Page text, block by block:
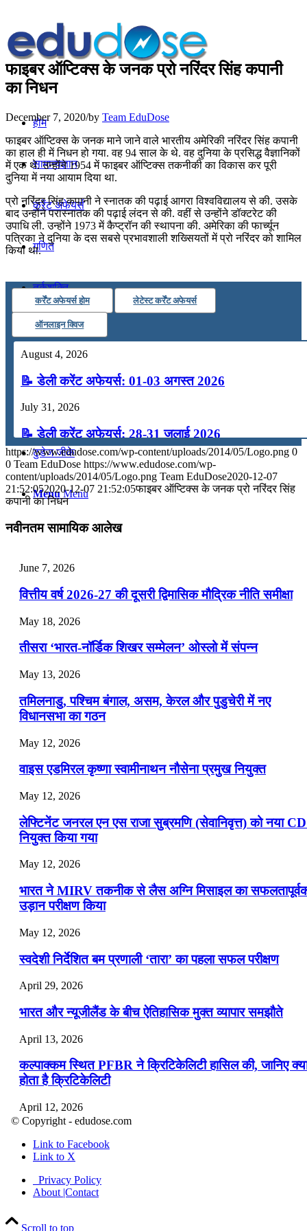
होम
सामान्यज्ञान
करेंट अफेयर्स
गणित
तर्कशक्ति
कंप्यूटर
मॉक टेस्ट
टुडेज जीके
Menu Menu
फाइबर ऑप्टिक्स के जनक प्रो नरिंदर सिंह कपानी
का निधन
December 7, 2020/by Team EduDose
फाइबर ऑप्टिक्स के जनक माने जाने वाले भारतीय अमेरिकी नरिंदर सिंह कपानी
का हाल ही में निधन हो गया. वह 94 साल के थे. वह दुनिया के प्रसिद्ध वैज्ञानिकों
में एक थे. उन्होंने 1954 में फाइबर ऑप्टिक्स तकनीकी का विकास कर पूरी
दुनिया में नया आयाम दिया था.
प्रो नरिंदर सिंह कपानी ने स्नातक की पढ़ाई आगरा विश्वविद्यालय से की. उसके
बाद उन्होंने परास्नातक की पढ़ाई लंदन से की. वहीं से उन्होंने डॉक्टरेट की
उपाधि ली. उन्होंने 1973 में कैप्ट्रॉन की स्थापना की. अमेरिका की फार्च्यून
पत्रिका ने दुनिया के दस सबसे प्रभावशाली शख्सियतों में प्रो नरिंदर को शामिल
किया था.
कर्रेंट अफेयर्स होम लेटेस्ट कर्रेंट अफेयर्स
ऑनलाइन क्विज
August 4, 2026
📝 डेली करेंट अफेयर्स: 01-03 अगस्त 2026
July 31, 2026
📝 डेली करेंट अफेयर्स: 28-31 जुलाई 2026
July 28, 2026
📝 डेली करेंट अफेयर्स: 25-27 जुलाई 2026
July 22, 2026
📝 डेली करेंट अफेयर्स: 19-21 जुलाई 2026
July 19, 2026
📝 डेली करेंट अफेयर्स: 16-18 जुलाई 2026
July 16, 2026
📝 डेली करेंट अफेयर्स: 13-15 जुलाई 2026
https://www.edudose.com/wp-content/uploads/2014/05/Logo.png 0
0 Team EduDose https://www.edudose.com/wp-
content/uploads/2014/05/Logo.png Team EduDose2020-12-07
21:52:052020-12-07 21:52:05फाइबर ऑप्टिक्स के जनक प्रो नरिंदर सिंह
कपानी का निधन
नवीनतम सामायिक आलेख
June 7, 2026
वित्तीय वर्ष 2026-27 की दूसरी द्विमासिक मौद्रिक नीति समीक्षा
May 18, 2026
तीसरा ‘भारत-नॉर्डिक शिखर सम्मेलन’ ओस्लो में संपन्न
May 13, 2026
तमिलनाडु, पश्चिम बंगाल, असम, केरल और पुडुचेरी में नए
विधानसभा का गठन
May 12, 2026
वाइस एडमिरल कृष्णा स्वामीनाथन नौसेना प्रमुख नियुक्त
May 12, 2026
लेफ्टिनेंट जनरल एन एस राजा सुब्रमणि (सेवानिवृत्त) को नया
नियुक्त किया गया
May 12, 2026
भारत ने MIRV तकनीक से लैस अग्नि मिसाइल का
उड़ान परीक्षण किया
May 12, 2026
स्वदेशी निर्देशित बम प्रणाली ‘तारा’ का पहला सफल परीक्षण
April 29, 2026
भारत और न्यूजीलैंड के बीच ऐतिहासिक मुक्त व्यापार समझौते
April 13, 2026
कल्पाक्कम स्थित PFBR ने क्रिटिकेलिटी हासिल की, जानिए
होता है क्रिटिकेलिटी
April 12, 2026
April 9, 2026
नासा का आर्टेमिस-2 मिशन: मनुष्य एक बार फिर से चंद्रमा के
पहुंचा
April 7, 2026
© Copyright - edudose.com
Link to Facebook
Link to X
Privacy Policy
About |Contact
Scroll to top